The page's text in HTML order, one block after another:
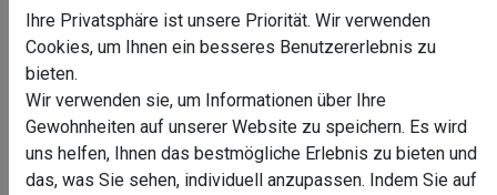
Ihre Privatsphäre ist unsere Priorität. Wir verwenden
Cookies, um Ihnen ein besseres Benutzererlebnis zu
bieten.
Wir verwenden sie, um Informationen über Ihre
Gewohnheiten auf unserer Website zu speichern. Es wird
uns helfen, Ihnen das bestmögliche Erlebnis zu bieten und
das, was Sie sehen, individuell anzupassen. Indem Sie auf